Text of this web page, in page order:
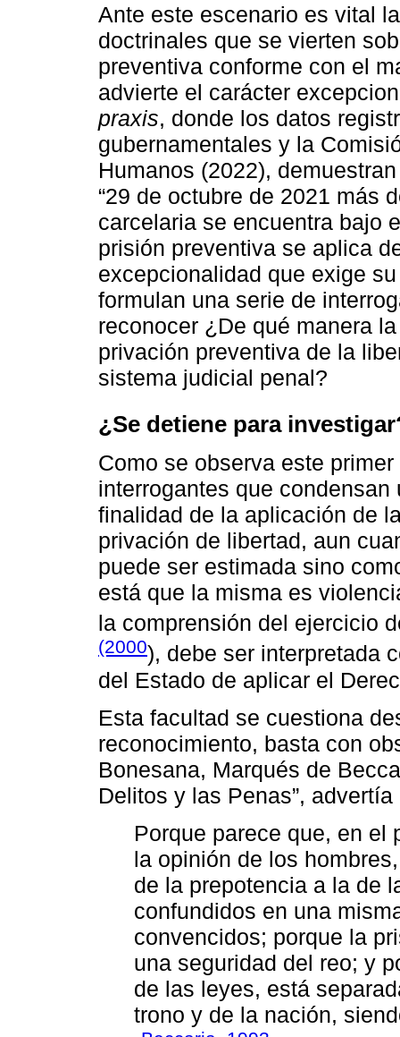
Ante este escenario es vital
doctrinales que se vierten
preventiva conforme con el
advierte el carácter
praxis, donde los datos
gubernamentales y la
Humanos (2022),
“29 de octubre de 2021 más
carcelaria se encuentra bajo
prisión preventiva se aplica
excepcionalidad que exige
formulan una serie de
reconocer ¿De qué manera
privación preventiva de la
sistema judicial penal?
¿Se detiene para
Como se observa este
interrogantes que
finalidad de la aplicación de
privación de libertad, aun
puede ser estimada sino
está que la misma es
la comprensión del ejercicio
(2000), debe ser interpretada
del Estado de aplicar el
Esta facultad se cuestiona
reconocimiento, basta con
Bonesana, Marqués de
Delitos y las Penas”,
Porque parece que, en el
la opinión de los
de la prepotencia a la de
confundidos en una
convencidos; porque la
una seguridad del reo; y
de las leyes, está
trono y de la nación,